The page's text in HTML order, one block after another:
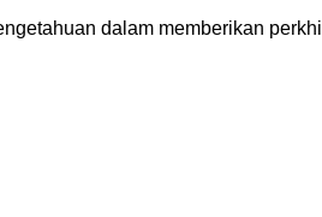
dalam memberikan